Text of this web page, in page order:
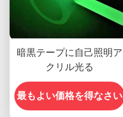
暗黒テープに自己照明ア
クリル光る
最もよい価格を得なさい